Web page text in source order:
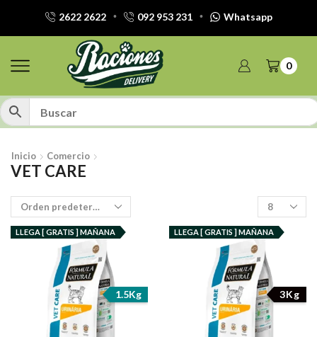
2622 2622 092 953 231 Whatsapp
0
Inicio Comercio
VET CARE
Productos
por
pagina
1.5Kg
LLEGA [ GRATIS ] MAÑANA
3Kg
LLEGA [ GRATIS ] MAÑANA